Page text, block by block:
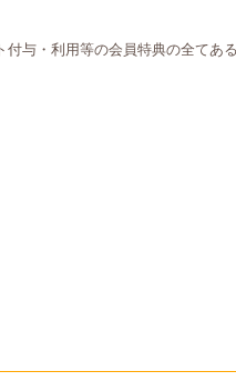
与・利用等の会員特典の全てあ